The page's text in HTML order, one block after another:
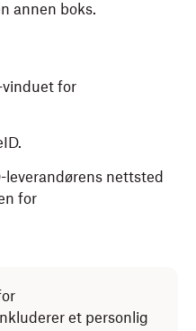
annen boks.
for
nettsted
for
et personlig